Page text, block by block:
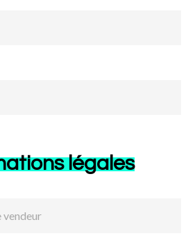
légales
vendeur